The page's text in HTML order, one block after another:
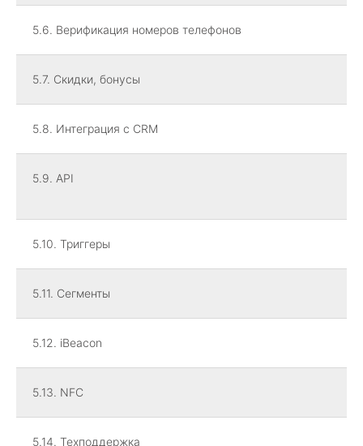
5.6. Верификация номеров телефонов
5.7. Скидки, бонусы
5.8. Интеграция с CRM
5.9. API
5.10. Триггеры
5.11. Сегменты
5.12. iBeacon
5.13. NFC
5.14. Техподдержка